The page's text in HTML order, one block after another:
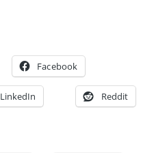
Facebook
LinkedIn Reddit